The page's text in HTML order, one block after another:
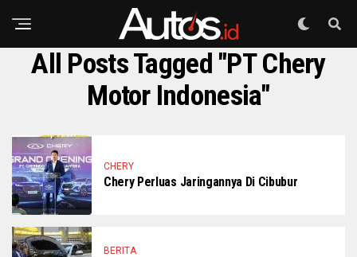
All Posts Tagged "PT Chery
Motor Indonesia"
CHERY
Chery Perluas Jaringannya Di Cibubur
BERITA